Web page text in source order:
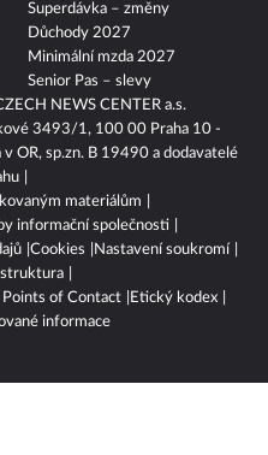
NEWS CENTER a.s.
3493/1, 100 00 Praha 10 -
OR, sp.zn. B 19490 a dodavatelé
materiálům
informační společnosti
Cookies
Nastavení soukromí
of Contact
Etický kodex
informace
Superdávka – změny
Důchody 2027
Minimální mzda 2027
Senior Pas – slevy